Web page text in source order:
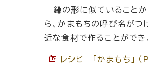
鎌の形に似ていることか
ら、かまもちの呼び名がつ
近な食材で作ることができ
レシピ 「かまもち」